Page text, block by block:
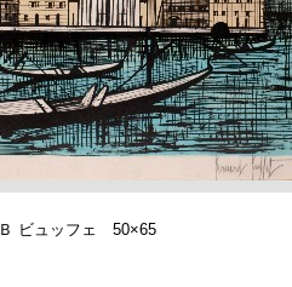
Ｂ ビュッフェ 50×65